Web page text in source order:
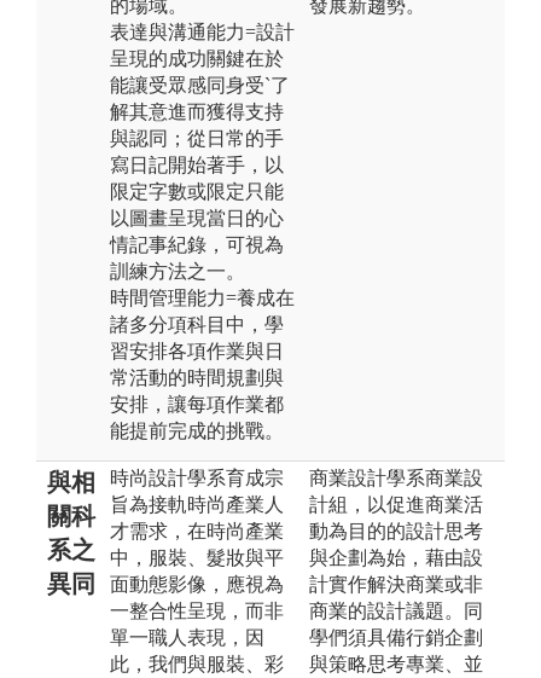
的場域。
表達與溝通能力=設計
呈現的成功關鍵在於
能讓受眾感同身受`了
解其意進而獲得支持
與認同；從日常的手
寫日記開始著手，以
限定字數或限定只能
以圖畫呈現當日的心
情記事紀錄，可視為
訓練方法之一。
時間管理能力=養成在
諸多分項科目中，學
習安排各項作業與日
常活動的時間規劃與
安排，讓每項作業都
能提前完成的挑戰。
發展新趨勢。
與相
關科
系之
異同
時尚設計學系育成宗
旨為接軌時尚產業人
才需求，在時尚產業
中，服裝、髮妝與平
面動態影像，應視為
一整合性呈現，而非
單一職人表現，因
此，我們與服裝、彩
商業設計學系商業設
計組，以促進商業活
動為目的的設計思考
與企劃為始，藉由設
計實作解決商業或非
商業的設計議題。同
學們須具備行銷企劃
與策略思考專業、並